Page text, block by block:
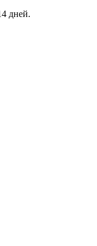
дней.